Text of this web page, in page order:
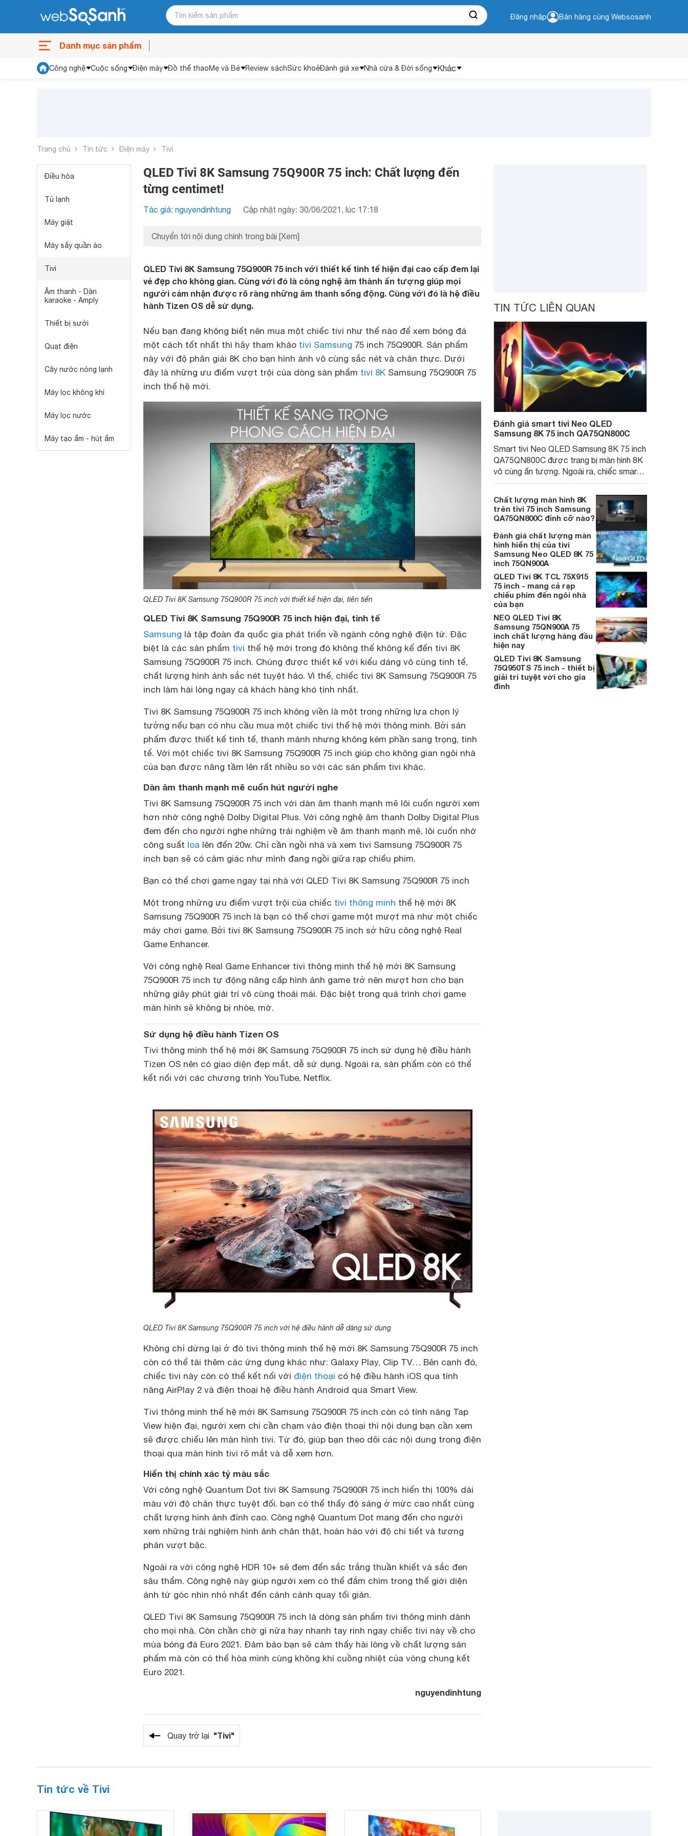
Đăng nhập Bán hàng cùng Websosanh
Danh mục sản phẩm
Công nghệ Cuộc sống Điện máy Đồ thể thaoMẹ và Bé Review sáchSức khoẻĐánh giá xe Nhà cửa & Đời sống Khác
Trang chủ Tin tức Điện máy Tivi
Điều hòa
Tủ lạnh
Máy giặt
Máy sấy quần áo
Tivi
Âm thanh - Dàn
karaoke - Amply
Thiết bị sưởi
Quạt điện
Cây nước nóng lạnh
Máy lọc không khí
Máy lọc nước
Máy tạo ẩm - hút ẩm
QLED Tivi 8K Samsung 75Q900R 75 inch: Chất lượng đến
từng centimet!
Tác giả: nguyendinhtung Cập nhật ngày: 30/06/2021, lúc 17:18
Chuyển tới nội dung chính trong bài [Xem]
QLED Tivi 8K Samsung 75Q900R 75 inch với thiết kế tinh tế hiện đại cao cấp đem lại
vẻ đẹp cho không gian. Cùng với đó là công nghệ âm thành ấn tượng giúp mọi
người cảm nhận được rõ ràng những âm thanh sống động. Cùng với đó là hệ điều
hành Tizen OS dễ sử dụng.
Nếu bạn đang không biết nên mua một chiếc tivi như thế nào để xem bóng đá
một cách tốt nhất thì hãy tham khảo tivi Samsung 75 inch 75Q900R. Sản phẩm
này với độ phân giải 8K cho bạn hình ảnh vô cùng sắc nét và chân thực. Dưới
đây là những ưu điểm vượt trội của dòng sản phẩm tivi 8K Samsung 75Q900R 75
inch thế hệ mới.
QLED Tivi 8K Samsung 75Q900R 75 inch với thiết kế hiện đại, tiên tiến
QLED Tivi 8K Samsung 75Q900R 75 inch hiện đại, tinh tế
Samsung là tập đoàn đa quốc gia phát triển về ngành công nghệ điện tử. Đặc
biệt là các sản phẩm tivi thế hệ mới trong đó không thể không kể đến tivi 8K
Samsung 75Q900R 75 inch. Chúng được thiết kế với kiểu dáng vô cùng tinh tế,
chất lượng hình ảnh sắc nét tuyệt hảo. Vì thế, chiếc tivi 8K Samsung 75Q900R 75
inch làm hài lòng ngay cả khách hàng khó tính nhất.
Tivi 8K Samsung 75Q900R 75 inch không viền là một trong những lựa chọn lý
tưởng nếu bạn có nhu cầu mua một chiếc tivi thế hệ mới thông minh. Bởi sản
phẩm được thiết kế tinh tế, thanh mảnh nhưng không kém phần sang trọng, tinh
tế. Với một chiếc tivi 8K Samsung 75Q900R 75 inch giúp cho không gian ngôi nhà
của bạn được nâng tầm lên rất nhiều so với các sản phẩm tivi khác.
Dàn âm thanh mạnh mẽ cuốn hút người nghe
Tivi 8K Samsung 75Q900R 75 inch với dàn âm thanh mạnh mẽ lôi cuốn người xem
hơn nhờ công nghệ Dolby Digital Plus. Với công nghệ âm thanh Dolby Digital Plus
đem đến cho người nghe những trải nghiệm về âm thanh mạnh mẽ, lôi cuốn nhờ
công suất loa lên đến 20w. Chỉ cần ngồi nhà và xem tivi Samsung 75Q900R 75
inch bạn sẽ có cảm giác như mình đang ngồi giữa rạp chiếu phim.
Bạn có thể chơi game ngay tại nhà với QLED Tivi 8K Samsung 75Q900R 75 inch
Một trong những ưu điểm vượt trội của chiếc tivi thông minh thế hệ mới 8K
Samsung 75Q900R 75 inch là bạn có thể chơi game một mượt mà như một chiếc
máy chơi game. Bởi tivi 8K Samsung 75Q900R 75 inch sở hữu công nghệ Real
Game Enhancer.
Với công nghệ Real Game Enhancer tivi thông minh thế hệ mới 8K Samsung
75Q900R 75 inch tự động nâng cấp hình ảnh game trở nên mượt hơn cho bạn
những giây phút giải trí vô cùng thoải mái. Đặc biệt trong quá trình chơi game
màn hình sẽ không bị nhòe, mờ.
Sử dụng hệ điều hành Tizen OS
Tivi thông minh thế hệ mới 8K Samsung 75Q900R 75 inch sử dụng hệ điều hành
Tizen OS nên có giao diện đẹp mắt, dễ sử dụng. Ngoài ra, sản phẩm còn có thể
kết nối với các chương trình YouTube, Netflix.
QLED Tivi 8K Samsung 75Q900R 75 inch với hệ điều hành dễ dàng sử dụng
Không chỉ dừng lại ở đó tivi thông minh thế hệ mới 8K Samsung 75Q900R 75 inch
còn có thể tải thêm các ứng dụng khác như: Galaxy Play, Clip TV… Bên cạnh đó,
chiếc tivi này còn có thể kết nối với điện thoại có hệ điều hành iOS qua tính
năng AirPlay 2 và điện thoại hệ điều hành Android qua Smart View.
Tivi thông minh thế hệ mới 8K Samsung 75Q900R 75 inch còn có tính năng Tap
View hiện đại, người xem chi cần chạm vào điện thoại thì nội dung bạn cần xem
sẽ được chiếu lên màn hình tivi. Từ đó, giúp bạn theo dõi các nội dung trong điện
thoại qua màn hình tivi rõ mắt và dễ xem hơn.
Hiển thị chính xác tỷ màu sắc
Với công nghệ Quantum Dot tivi 8K Samsung 75Q900R 75 inch hiển thị 100% dải
màu với độ chân thực tuyệt đối. bạn có thể thấy độ sáng ở mức cao nhất cùng
chất lượng hình ảnh đỉnh cao. Công nghệ Quantum Dot mang đến cho người
xem những trải nghiệm hình ảnh chân thật, hoàn hảo với độ chi tiết và tương
phản vượt bậc.
Ngoài ra với công nghệ HDR 10+ sẽ đem đến sắc trắng thuần khiết và sắc đen
sâu thẩm. Công nghệ này giúp người xem có thể đắm chìm trong thế giới diện
ảnh từ góc nhìn nhỏ nhất đến cảnh cảnh quay tối giản.
QLED Tivi 8K Samsung 75Q900R 75 inch là dòng sản phẩm tivi thông minh dành
cho mọi nhà. Còn chần chờ gì nữa hay nhanh tay rinh ngay chiếc tivi này về cho
mùa bóng đá Euro 2021. Đảm bảo bạn sẽ cảm thấy hài lòng về chất lượng sản
phẩm mà còn có thể hòa mình cùng không khí cuồng nhiệt của vòng chung kết
Euro 2021.
nguyendinhtung
Quay trở lại "Tivi"
TIN TỨC LIÊN QUAN
Đánh giá smart tivi Neo QLED
Samsung 8K 75 inch QA75QN800C
Smart tivi Neo QLED Samsung 8K 75 inch
QA75QN800C được trang bị màn hình 8K
vô cùng ấn tượng. Ngoài ra, chiếc smart
tivi 2023 này còn đem đến trải nghiệm gì
thú vị? Cùng websosanh khám phá nhé.
Chất lượng màn hình 8K
trên tivi 75 inch Samsung
QA75QN800C đỉnh cỡ nào?
Đánh giá chất lượng màn
hình hiển thị của tivi
Samsung Neo QLED 8K 75
inch 75QN900A
QLED Tivi 8K TCL 75X915
75 inch - mang cả rạp
chiếu phim đến ngôi nhà
của bạn
NEO QLED Tivi 8K
Samsung 75QN900A 75
inch chất lượng hàng đầu
hiện nay
QLED Tivi 8K Samsung
75Q950TS 75 inch - thiết bị
giải trí tuyệt vời cho gia
đình
Tin tức về Tivi